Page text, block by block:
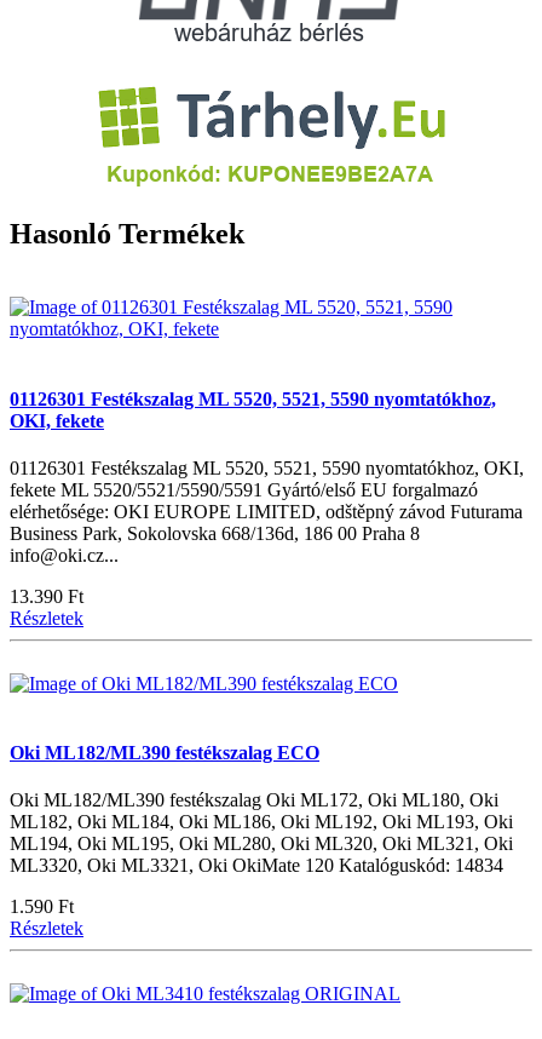
Hasonló Termékek
01126301 Festékszalag ML 5520, 5521, 5590 nyomtatókhoz,
OKI, fekete
01126301 Festékszalag ML 5520, 5521, 5590 nyomtatókhoz, OKI,
fekete ML 5520/5521/5590/5591 Gyártó/első EU forgalmazó
elérhetősége: OKI EUROPE LIMITED, odštěpný závod Futurama
Business Park, Sokolovska 668/136d, 186 00 Praha 8
info@oki.cz...
13.390 Ft
Részletek
Oki ML182/ML390 festékszalag ECO
Oki ML182/ML390 festékszalag Oki ML172, Oki ML180, Oki
ML182, Oki ML184, Oki ML186, Oki ML192, Oki ML193, Oki
ML194, Oki ML195, Oki ML280, Oki ML320, Oki ML321, Oki
ML3320, Oki ML3321, Oki OkiMate 120 Katalóguskód: 14834
1.590 Ft
Részletek